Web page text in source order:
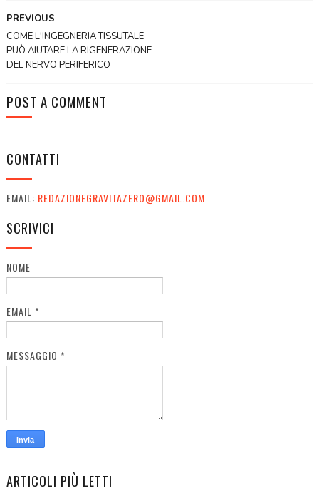
PREVIOUS
COME L'INGEGNERIA TISSUTALE
PUÒ AIUTARE LA RIGENERAZIONE
DEL NERVO PERIFERICO
POST A COMMENT
CONTATTI
EMAIL: REDAZIONEGRAVITAZERO@GMAIL.COM
SCRIVICI
NOME
EMAIL *
MESSAGGIO *
ARTICOLI PIÙ LETTI